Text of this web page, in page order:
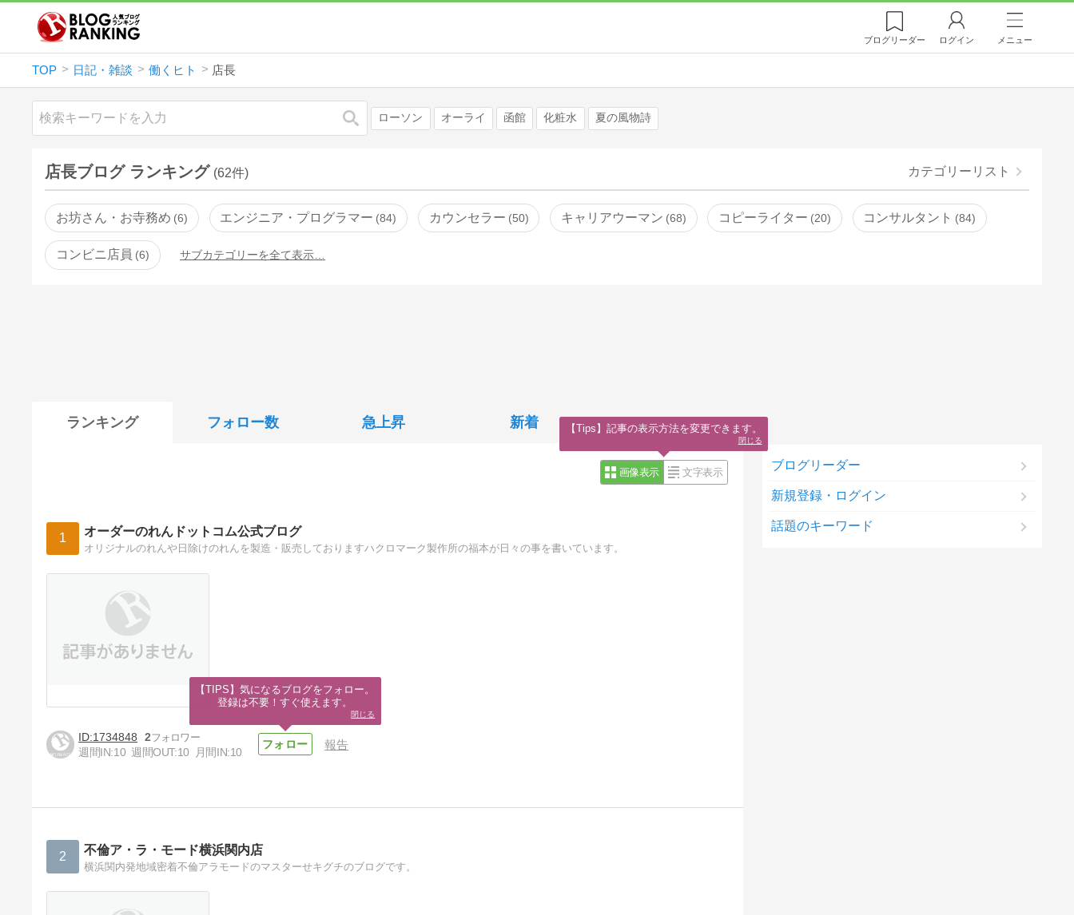
ブログリーダー ログイン メニュー
TOP 日記・雑談 働くヒト 店長
検索 ローソン オーライ 函館 化粧水 夏の風物詩
店長ブログ ランキング (62件) カテゴリーリスト
お坊さん・お寺務め 6 エンジニア・プログラマー 84 カウンセラー 50 キャリアウーマン 68 コピーライター 20 コンサルタント 84
コンビニ店員 6 サブカテゴリーを全て表示…
ランキング フォロー数 急上昇 新着
画像表示 文字表示
1 オーダーのれんドットコム公式ブログ
オリジナルのれんや日除けのれんを製造・販売しておりますハクロマーク製作所の福本が日々の事を書いています。
1734848
2
週間IN:10 週間OUT:10 月間IN:10
報告
2 不倫ア・ラ・モード横浜関内店
横浜関内発地域密着不倫アラモードのマスターせキグチのブログです。
ブログリーダー
新規登録・ログイン
話題のキーワード
【TIPS】気になるブログをフォロー。
登録は不要！すぐ使えます。
閉じる
【Tips】記事の表示方法を変更できます。
閉じる